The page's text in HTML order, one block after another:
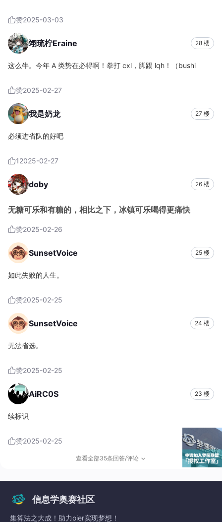
赞2025-03-03
翊琉柠Eraine 28 楼
这么牛。今年 A 类势在必得啊！拳打 cxl，脚踢 lqh！（bushi
赞2025-02-27
我是奶龙 27 楼
必须进省队的好吧
12025-02-27
doby 26 楼
无糖可乐和有糖的，相比之下，冰镇可乐喝得更痛快
赞2025-02-26
SunsetVoice 25 楼
如此失败的人生。
赞2025-02-25
SunsetVoice 24 楼
无法省选。
赞2025-02-25
AiRC0S 23 楼
续标识
赞2025-02-25
查看全部35条回答/评论
信息学奥赛社区
集算法之大成！助力oier实现梦想！